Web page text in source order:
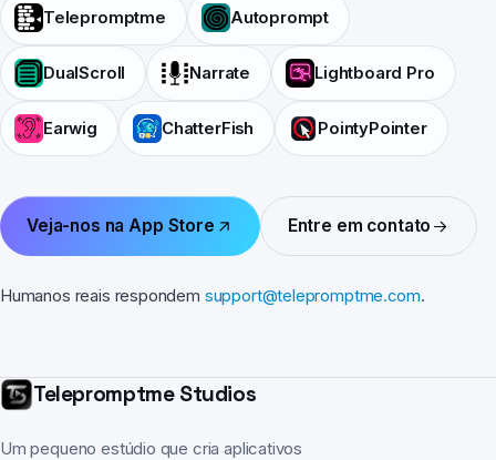
Telepromptme Autoprompt
DualScroll Narrate Lightboard Pro
Earwig ChatterFish PointyPointer
Veja-nos na App Store Entre em contato
Humanos reais respondem support@telepromptme.com.
Telepromptme Studios
Um pequeno estúdio que cria aplicativos